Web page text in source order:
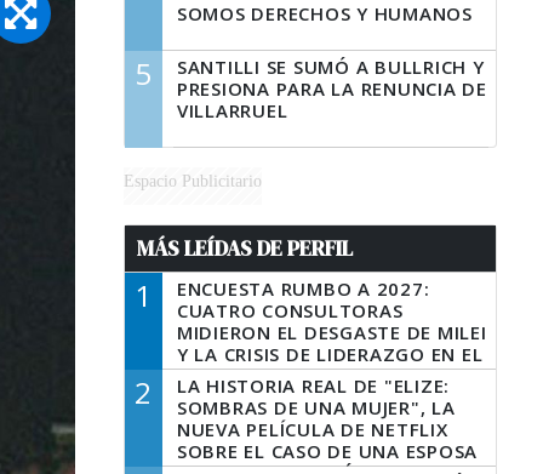
SOMOS DERECHOS Y HUMANOS
5
SANTILLI SE SUMÓ A BULLRICH Y
PRESIONA PARA LA RENUNCIA DE
VILLARRUEL
Espacio Publicitario
MÁS LEÍDAS DE PERFIL
1
ENCUESTA RUMBO A 2027:
CUATRO CONSULTORAS
MIDIERON EL DESGASTE DE MILEI
Y LA CRISIS DE LIDERAZGO EN EL
PERONISMO
2
LA HISTORIA REAL DE "ELIZE:
SOMBRAS DE UNA MUJER", LA
NUEVA PELÍCULA DE NETFLIX
SOBRE EL CASO DE UNA ESPOSA